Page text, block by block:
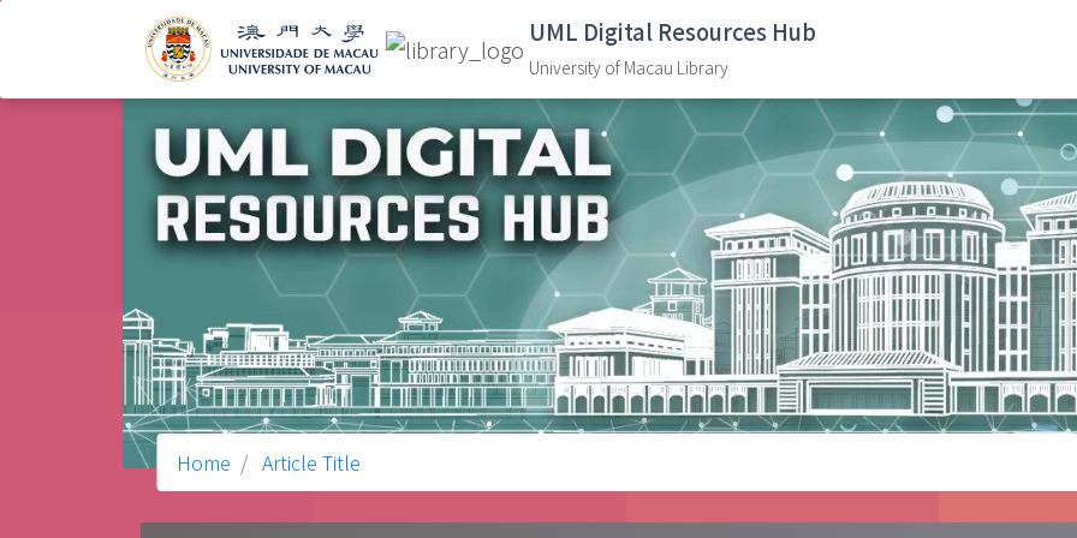
UML Digital Resources Hub
University of Macau Library
Home Article Title